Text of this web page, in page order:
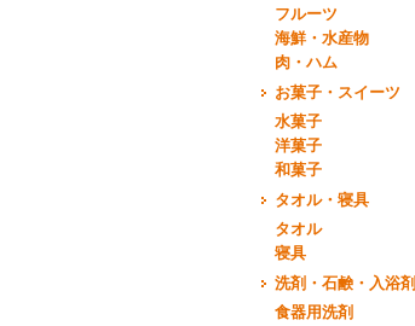
フルーツ
海鮮・水産物
肉・ハム
お菓子・スイーツ
水菓子
洋菓子
和菓子
タオル・寝具
タオル
寝具
洗剤・石鹸・入浴剤
食器用洗剤